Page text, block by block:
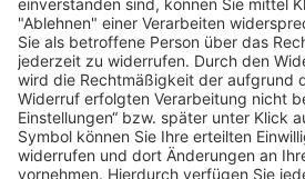
Bei Facility Connect anmelden
Impressum